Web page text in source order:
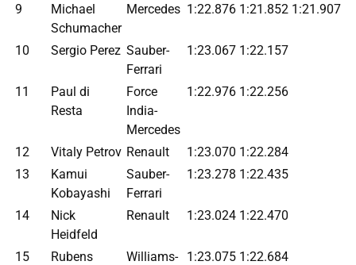
9
Michael
Schumacher
Mercedes 1:22.876 1:21.852 1:21.907
10 Sergio Perez Sauber-
Ferrari
1:23.067 1:22.157
11
Paul di
Resta
Force
India-
Mercedes
1:22.976 1:22.256
12 Vitaly Petrov Renault 1:23.070 1:22.284
13
Kamui
Kobayashi
Sauber-
Ferrari
1:23.278 1:22.435
14
Nick
Heidfeld
Renault 1:23.024 1:22.470
15
Rubens
Williams-
1:23.075 1:22.684